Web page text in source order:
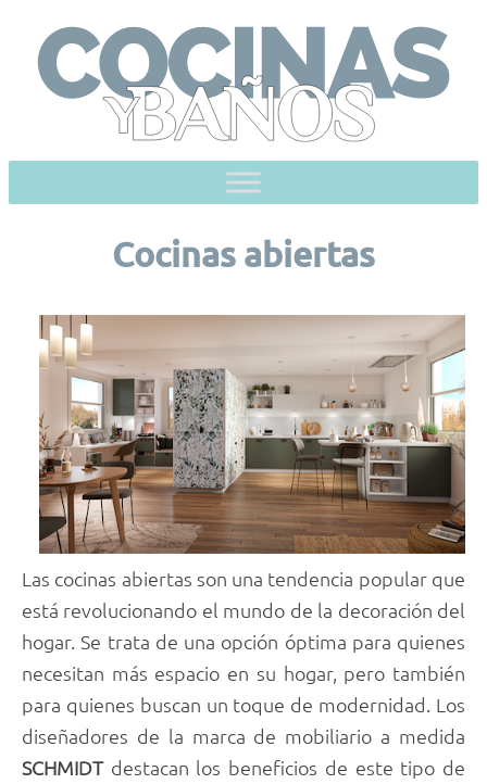
content
Cocinas abiertas
Las cocinas abiertas son una tendencia popular que
está revolucionando el mundo de la decoración del
hogar. Se trata de una opción óptima para quienes
necesitan más espacio en su hogar, pero también
para quienes buscan un toque de modernidad. Los
diseñadores de la marca de mobiliario a medida
SCHMIDTdestacan los beneficios de este tipo de